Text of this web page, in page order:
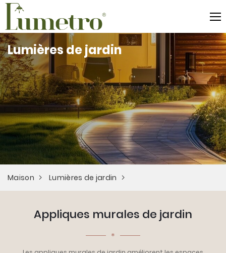
Lumières de jardin
Maison Lumières de jardin
Appliques murales de jardin
*